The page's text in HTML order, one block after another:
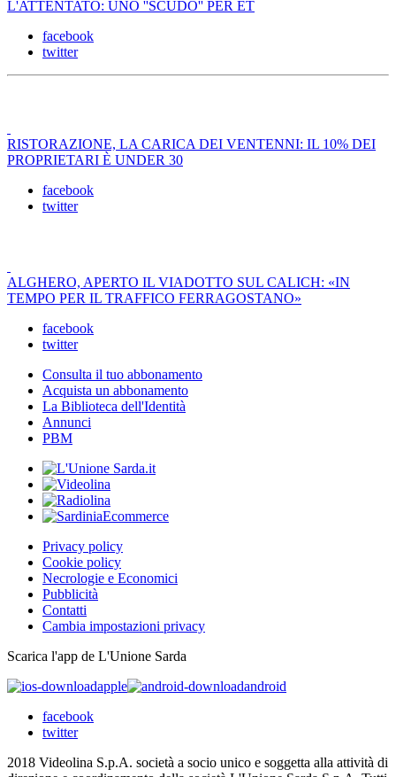
L'ATTENTATO: UNO ''SCUDO'' PER ET
facebook
twitter
RISTORAZIONE, LA CARICA DEI VENTENNI: IL 10% DEI
PROPRIETARI È UNDER 30
facebook
twitter
ALGHERO, APERTO IL VIADOTTO SUL CALICH: «IN
TEMPO PER IL TRAFFICO FERRAGOSTANO»
facebook
twitter
Consulta il tuo abbonamento
Acquista un abbonamento
La Biblioteca dell'Identità
Annunci
PBM
Privacy policy
Cookie policy
Necrologie e Economici
Pubblicità
Contatti
Cambia impostazioni privacy
Scarica l'app de L'Unione Sarda
apple
android
facebook
twitter
2018 Videolina S.p.A. società a socio unico e soggetta alla attività di